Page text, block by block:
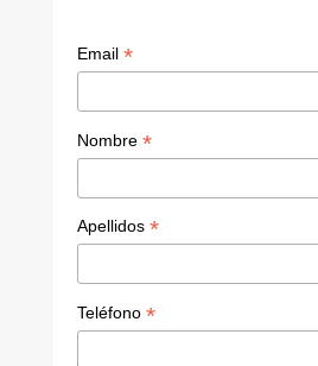
Email *
Nombre *
Apellidos *
Teléfono *